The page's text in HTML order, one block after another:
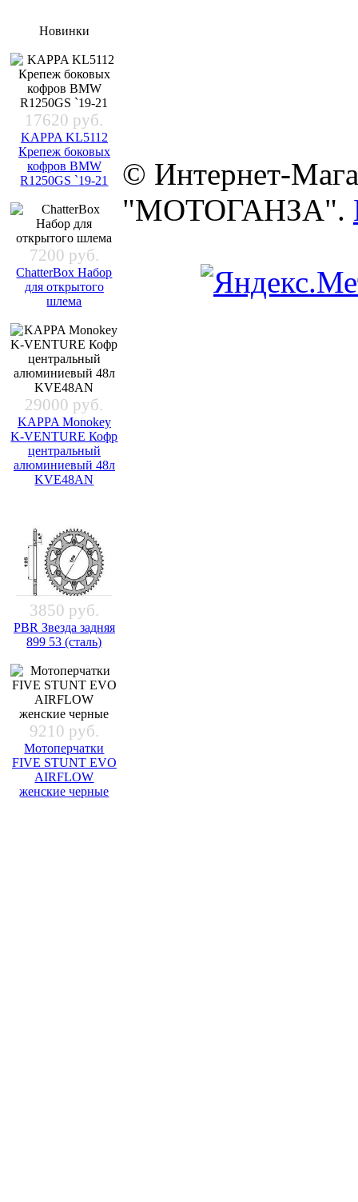
Новинки
17620 руб.
KAPPA KL5112
Крепеж боковых
кофров BMW
R1250GS `19-21
7200 руб.
ChatterBox Набор
для открытого
шлема
29000 руб.
KAPPA Monokey
K-VENTURE Кофр
центральный
алюминиевый 48л
KVE48AN
3850 руб.
PBR Звезда задняя
899 53 (сталь)
9210 руб.
Мотоперчатки
FIVE STUNT EVO
AIRFLOW
женские черные
© Интернет-
"МОТОГАНЗА".